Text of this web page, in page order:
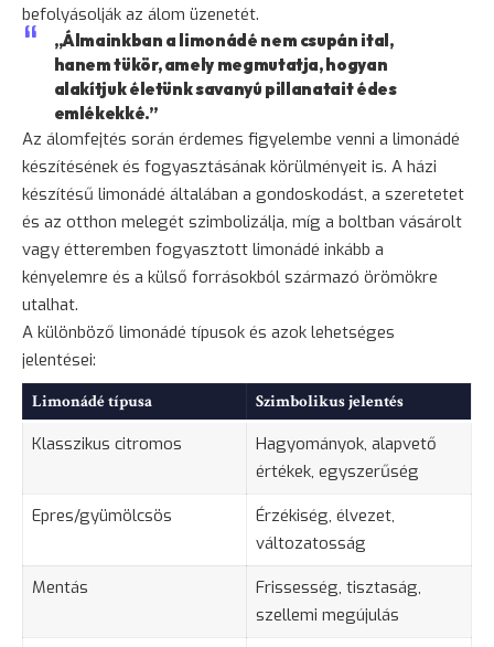
befolyásolják az álom üzenetét.
„Álmainkban a limonádé nem csupán ital,
hanem tükör, amely megmutatja, hogyan
alakítjuk életünk savanyú pillanatait édes
emlékekké.”
Az álomfejtés során érdemes figyelembe venni a limonádé
készítésének és fogyasztásának körülményeit is. A házi
készítésű limonádé általában a gondoskodást, a szeretetet
és az otthon melegét szimbolizálja, míg a boltban vásárolt
vagy étteremben fogyasztott limonádé inkább a
kényelemre és a külső forrásokból származó örömökre
utalhat.
A különböző limonádé típusok és azok lehetséges
jelentései:
Limonádé típusa Szimbolikus jelentés
Klasszikus citromos
Hagyományok, alapvető
értékek, egyszerűség
Epres/gyümölcsös
Érzékiség, élvezet,
változatosság
Mentás
Frissesség, tisztaság,
szellemi megújulás